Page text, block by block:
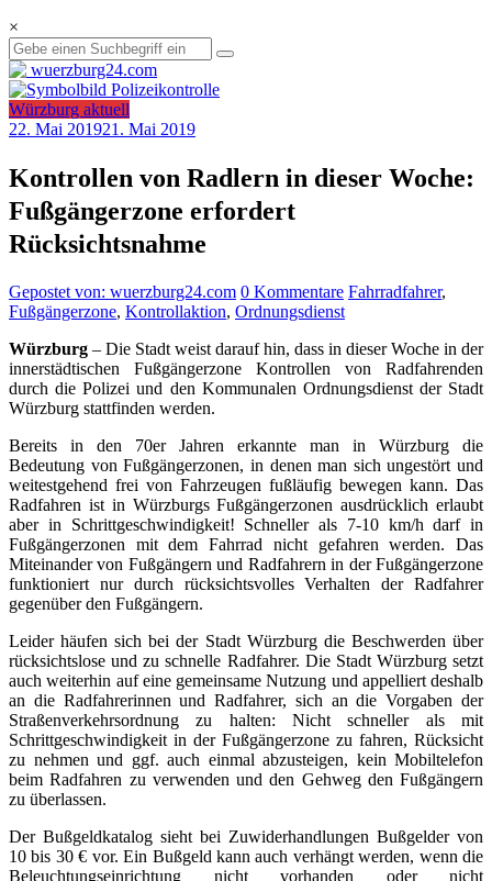
×
Würzburg aktuell
22. Mai 201921. Mai 2019
Kontrollen von Radlern in dieser Woche:
Fußgängerzone erfordert
Rücksichtsnahme
Gepostet von: wuerzburg24.com 0 Kommentare Fahrradfahrer,
Fußgängerzone, Kontrollaktion, Ordnungsdienst
Würzburg – Die Stadt weist darauf hin, dass in dieser Woche in der
innerstädtischen Fußgängerzone Kontrollen von Radfahrenden
durch die Polizei und den Kommunalen Ordnungsdienst der Stadt
Würzburg stattfinden werden.
Bereits in den 70er Jahren erkannte man in Würzburg die
Bedeutung von Fußgängerzonen, in denen man sich ungestört und
weitestgehend frei von Fahrzeugen fußläufig bewegen kann. Das
Radfahren ist in Würzburgs Fußgängerzonen ausdrücklich erlaubt
aber in Schrittgeschwindigkeit! Schneller als 7-10 km/h darf in
Fußgängerzonen mit dem Fahrrad nicht gefahren werden. Das
Miteinander von Fußgängern und Radfahrern in der Fußgängerzone
funktioniert nur durch rücksichtsvolles Verhalten der Radfahrer
gegenüber den Fußgängern.
Leider häufen sich bei der Stadt Würzburg die Beschwerden über
rücksichtslose und zu schnelle Radfahrer. Die Stadt Würzburg setzt
auch weiterhin auf eine gemeinsame Nutzung und appelliert deshalb
an die Radfahrerinnen und Radfahrer, sich an die Vorgaben der
Straßenverkehrsordnung zu halten: Nicht schneller als mit
Schrittgeschwindigkeit in der Fußgängerzone zu fahren, Rücksicht
zu nehmen und ggf. auch einmal abzusteigen, kein Mobiltelefon
beim Radfahren zu verwenden und den Gehweg den Fußgängern
zu überlassen.
Der Bußgeldkatalog sieht bei Zuwiderhandlungen Bußgelder von
10 bis 30 € vor. Ein Bußgeld kann auch verhängt werden, wenn die
Beleuchtungseinrichtung nicht vorhanden oder nicht